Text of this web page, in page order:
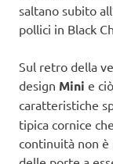
saltano subito
pollici in Black
Sul retro della
design Mini e
caratteristiche
tipica cornice
continuità non è